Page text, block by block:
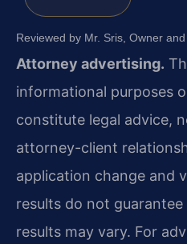
Reviewed by Mr. Sris, Owner and
Attorney advertising.
informational purposes
constitute legal advice,
attorney-client
application change and
results do not
results may vary. For